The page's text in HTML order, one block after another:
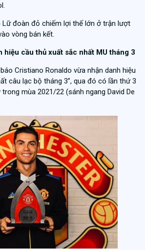
Lữ đoàn đỏ chiếm lợi thế lớn ở trận lượt
vòng bán kết.
hiệu cầu thủ xuất sắc nhất MU tháng 3
Cristiano Ronaldo vừa nhận danh hiệu
câu lạc bộ tháng 3”, qua đó có lần thứ 3
mùa 2021/22 (sánh ngang David De